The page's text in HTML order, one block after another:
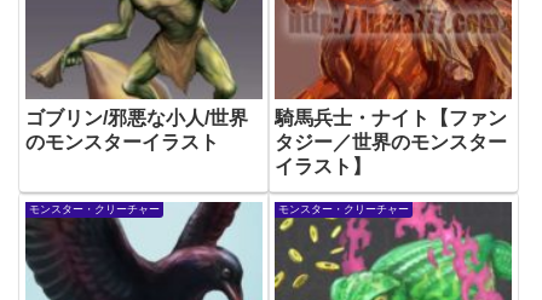
ゴブリン/邪悪な小人/世界
のモンスターイラスト
騎馬兵士・ナイト【ファン
タジー／世界のモンスター
イラスト】
モンスター・クリーチャー モンスター・クリーチャー